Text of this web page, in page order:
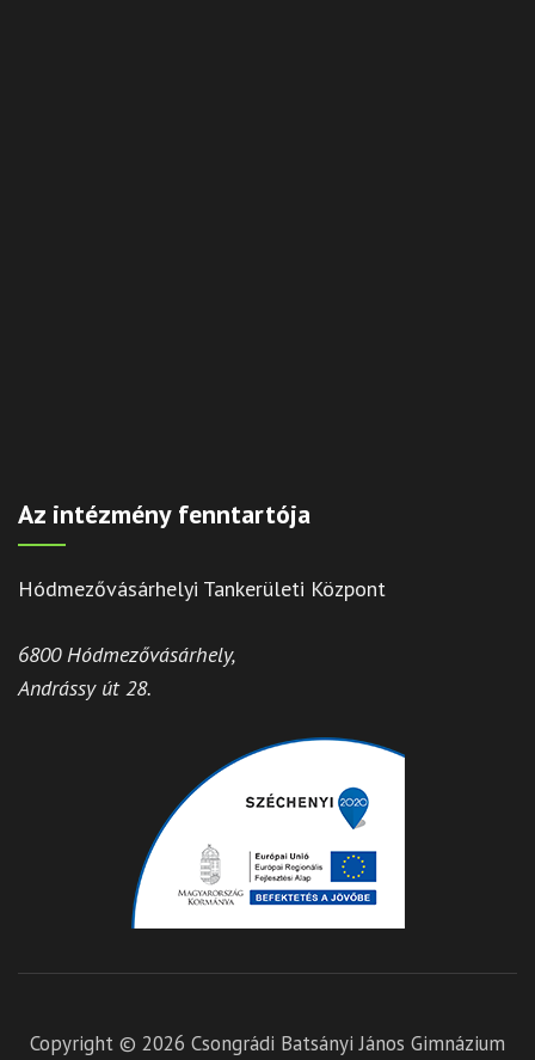
Az intézmény fenntartója
Hódmezővásárhelyi Tankerületi Központ
6800 Hódmezővásárhely,
Andrássy út 28.
Copyright © 2026 Csongrádi Batsányi János Gimnázium